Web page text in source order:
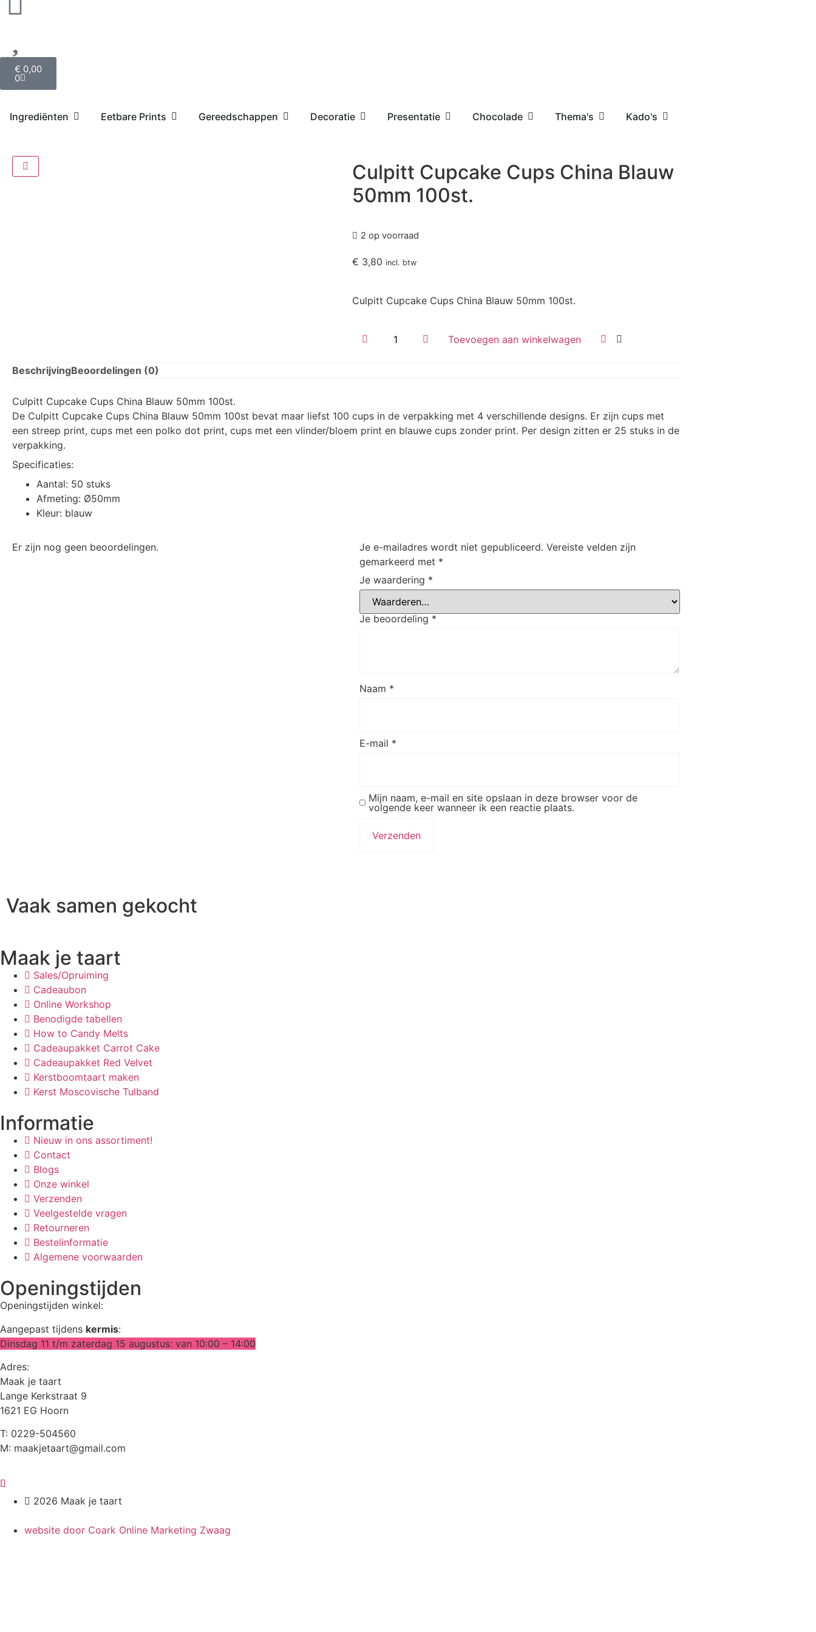
€ 0,00
0
Ingrediënten Eetbare Prints Gereedschappen Decoratie Presentatie Chocolade Thema's Kado's
Culpitt Cupcake Cups China Blauw
50mm 100st.
2 op voorraad
€ 3,80 incl. btw
Culpitt Cupcake Cups China Blauw 50mm 100st.
Toevoegen aan winkelwagen
BeschrijvingBeoordelingen (0)
Culpitt Cupcake Cups China Blauw 50mm 100st.
De Culpitt Cupcake Cups China Blauw 50mm 100st bevat maar liefst 100 cups in de verpakking met 4 verschillende designs. Er zijn cups met
een streep print, cups met een polko dot print, cups met een vlinder/bloem print en blauwe cups zonder print. Per design zitten er 25 stuks in de
verpakking.
Specificaties:
Aantal: 50 stuks
Afmeting: Ø50mm
Kleur: blauw
Er zijn nog geen beoordelingen. Je e-mailadres wordt niet gepubliceerd. Vereiste velden zijn
gemarkeerd met *
Je waardering *
Je beoordeling *
Naam *
E-mail *
Mijn naam, e-mail en site opslaan in deze browser voor de
volgende keer wanneer ik een reactie plaats.
Vaak samen gekocht
Maak je taart
Sales/Opruiming
Cadeaubon
Online Workshop
Benodigde tabellen
How to Candy Melts
Cadeaupakket Carrot Cake
Cadeaupakket Red Velvet
Kerstboomtaart maken
Kerst Moscovische Tulband
Informatie
Nieuw in ons assortiment!
Contact
Blogs
Onze winkel
Verzenden
Veelgestelde vragen
Retourneren
Bestelinformatie
Algemene voorwaarden
Openingstijden
Openingstijden winkel:
Aangepast tijdens kermis:
Dinsdag 11 t/m zaterdag 15 augustus: van 10:00 – 14:00
Adres:
Maak je taart
Lange Kerkstraat 9
1621 EG Hoorn
T: 0229-504560
M: maakjetaart@gmail.com
2026 Maak je taart
website door Coark Online Marketing Zwaag